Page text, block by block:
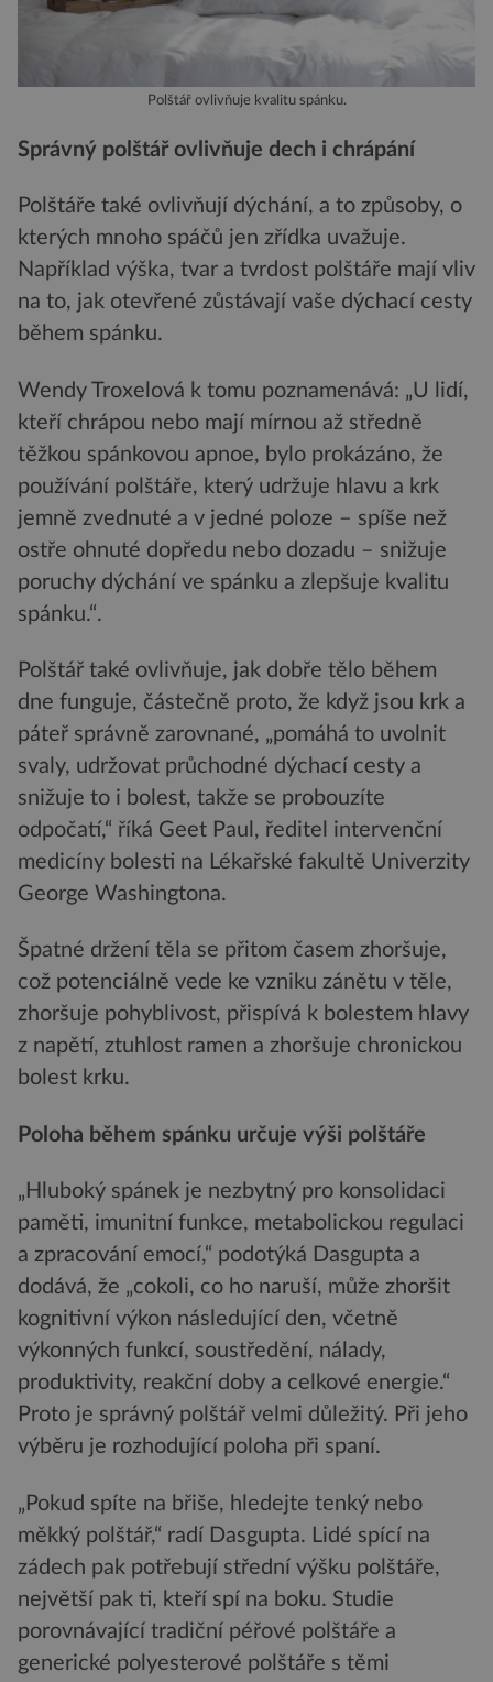
Polštář ovlivňuje kvalitu spánku.
Správný polštář ovlivňuje dech i chrápání
Polštáře také ovlivňují dýchání, a to způsoby, o
kterých mnoho spáčů jen zřídka uvažuje.
Například výška, tvar a tvrdost polštáře mají vliv
na to, jak otevřené zůstávají vaše dýchací cesty
během spánku.
Wendy Troxelová k tomu poznamenává: „U lidí,
kteří chrápou nebo mají mírnou až středně
těžkou spánkovou apnoe, bylo prokázáno, že
používání polštáře, který udržuje hlavu a krk
jemně zvednuté a v jedné poloze – spíše než
ostře ohnuté dopředu nebo dozadu – snižuje
poruchy dýchání ve spánku a zlepšuje kvalitu
spánku.“.
Polštář také ovlivňuje, jak dobře tělo během
dne funguje, částečně proto, že když jsou krk a
páteř správně zarovnané, „pomáhá to uvolnit
svaly, udržovat průchodné dýchací cesty a
snižuje to i bolest, takže se probouzíte
odpočatí,“ říká Geet Paul, ředitel intervenční
medicíny bolesti na Lékařské fakultě Univerzity
George Washingtona.
Špatné držení těla se přitom časem zhoršuje,
což potenciálně vede ke vzniku zánětu v těle,
zhoršuje pohyblivost, přispívá k bolestem hlavy
z napětí, ztuhlost ramen a zhoršuje chronickou
bolest krku.
Poloha během spánku určuje výši polštáře
„Hluboký spánek je nezbytný pro konsolidaci
paměti, imunitní funkce, metabolickou regulaci
a zpracování emocí,“ podotýká Dasgupta a
dodává, že „cokoli, co ho naruší, může zhoršit
kognitivní výkon následující den, včetně
výkonných funkcí, soustředění, nálady,
produktivity, reakční doby a celkové energie.“
Proto je správný polštář velmi důležitý. Při jeho
výběru je rozhodující poloha při spaní.
„Pokud spíte na břiše, hledejte tenký nebo
měkký polštář,“ radí Dasgupta. Lidé spící na
zádech pak potřebují střední výšku polštáře,
největší pak ti, kteří spí na boku. Studie
porovnávající tradiční péřové polštáře a
generické polyesterové polštáře s těmi